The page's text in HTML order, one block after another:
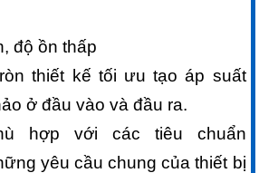
độ ồn thấp
thiết kế tối ưu tạo áp suất
ở đầu vào và đầu ra.
hợp với các tiêu chuẩn
yêu cầu chung của thiết bị